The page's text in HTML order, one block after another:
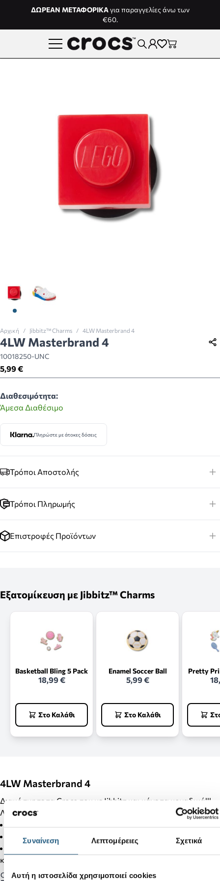
Συναίνεση Λεπτομέρειες Σχετικά
Αυτή η ιστοσελίδα χρησιμοποιεί cookies
Μετάβαση στο περιεχόμενο
ΔΩΡΕΑΝ ΜΕΤΑΦΟΡΙΚΑγια παραγγελίες άνω των
€60.
View larger image
Αρχική / Jibbitz™ Charms / 4LW Masterbrand 4
4LW Masterbrand 4
10018250-UNC
5,99 €
Διαθεσιμότητα:
Άμεσα Διαθέσιμο
Πληρώστε με άτοκες δόσεις
Τρόποι Αποστολής
Τρόποι Πληρωμής
Επιστροφές Προϊόντων
Εξατομίκευση με Jibbitz™ Charms
Basketball Bling 5 Pack
18,99 €
Στο Καλάθι
Enamel Soccer Ball
5,99 €
Στο Καλάθι
Pretty
4LW Masterbrand 4
Διακόσμησε τα Crocs σου με Jibbitz και κάνε τα μοναδικά!!!
Λεπτομέρειες Προϊόντος:
Δεν απευθύνεται σε παιδιά κάτω των 3 ετών.
Στα προϊόντα της κατηγορίας Jibbitz δεν γίνονται αλλαγές
και επιστροφές.
Gender: